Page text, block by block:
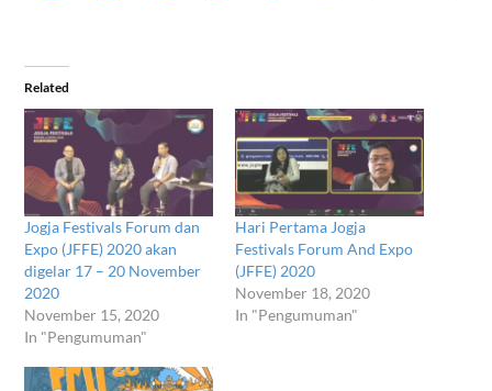
new
window)
Related
Jogja Festivals Forum dan
Expo (JFFE) 2020 akan
digelar 17 – 20 November
2020
November 15, 2020
In "Pengumuman"
Hari Pertama Jogja
Festivals Forum And Expo
(JFFE) 2020
November 18, 2020
In "Pengumuman"